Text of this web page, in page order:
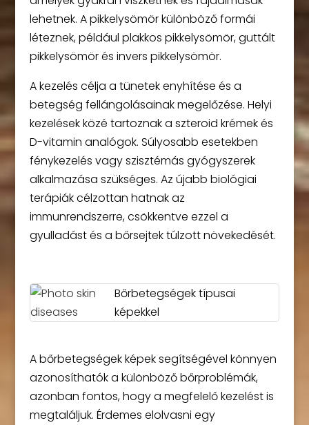
lehetnek. A pikkelysömör különböző formái
léteznek, például plakkos pikkelysömör, guttált
pikkelysömör és invers pikkelysömör.
A kezelés célja a tünetek enyhítése és a
betegség fellángolásainak megelőzése. Helyi
kezelések közé tartoznak a szteroid krémek és
D-vitamin analógok. Súlyosabb esetekben
fénykezelés vagy szisztémás gyógyszerek
alkalmazása szükséges. Az újabb biológiai
terápiák célzottan hatnak az
immunrendszerre, csökkentve ezzel a
gyulladást és a bőrsejtek túlzott növekedését.
Bőrbetegségek típusai
képekkel
A bőrbetegségek képek segítségével könnyen
azonosíthatók a különböző bőrproblémák,
azonban fontos, hogy a megfelelő kezelést is
megtaláljuk. Érdemes elolvasni egy